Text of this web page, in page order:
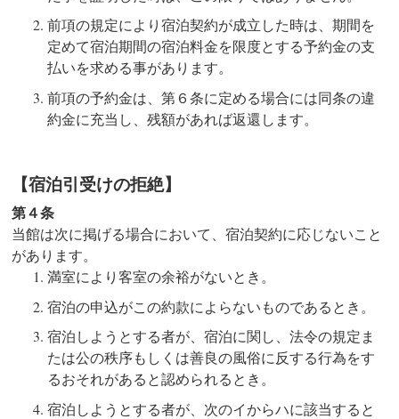
前項の規定により宿泊契約が成立した時は、期間を
定めて宿泊期間の宿泊料金を限度とする予約金の支
払いを求める事があります。
前項の予約金は、第６条に定める場合には同条の違
約金に充当し、残額があれば返還します。
【宿泊引受けの拒絶】
第４条
当館は次に掲げる場合において、宿泊契約に応じないこと
があります。
満室により客室の余裕がないとき。
宿泊の申込がこの約款によらないものであるとき。
宿泊しようとする者が、宿泊に関し、法令の規定ま
たは公の秩序もしくは善良の風俗に反する行為をす
るおそれがあると認められるとき。
宿泊しようとする者が、次のイからハに該当すると